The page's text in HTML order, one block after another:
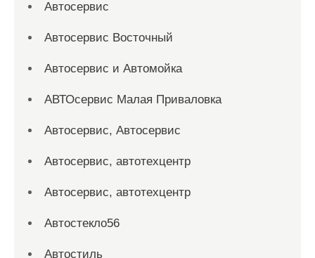
Автосервис
Автосервис Восточный
Автосервис и Автомойка
АВТОсервис Малая Приваловка
Автосервис, Автосервис
Автосервис, автотехцентр
Автосервис, автотехцентр
Автостекло56
Автостиль